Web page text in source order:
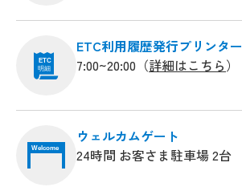
ETC
明細
ETC利用履歴発行プリンター
7:00~20:00（詳細はこちら）
Welcome
ウェルカムゲート
24時間 お客さま駐車場 2台